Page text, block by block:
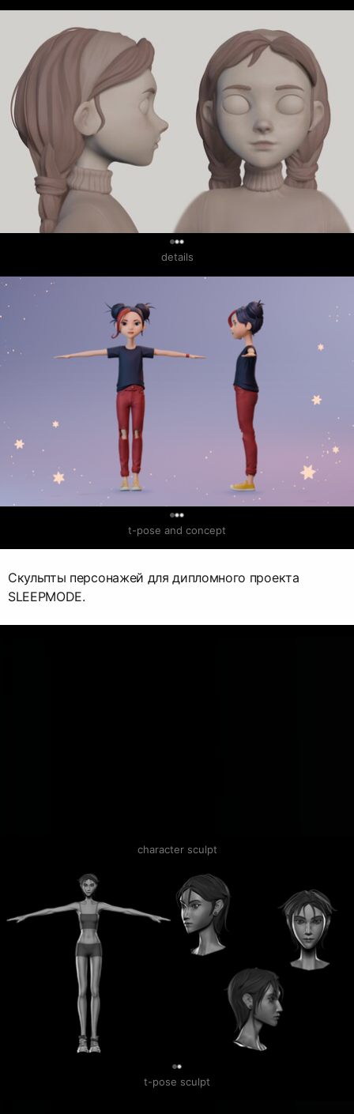
details
t-pose and concept
Скульпты персонажей для дипломного проекта
SLEEPMODE.
character sculpt
t-pose sculpt